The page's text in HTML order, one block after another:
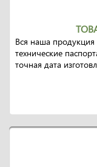
Вся наша продукция
технические
точная дата